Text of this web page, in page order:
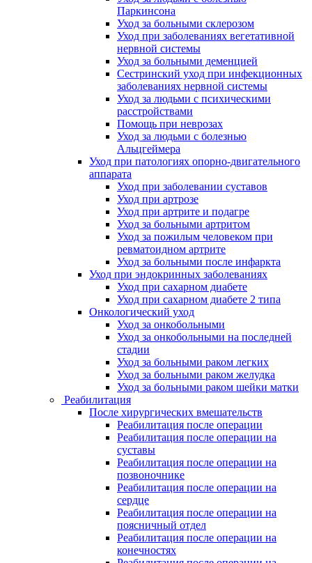
Паркинсона
Уход за больными склерозом
Уход при заболеваниях вегетативной
нервной системы
Уход за больными деменцией
Сестринский уход при инфекционных
заболеваниях нервной системы
Уход за людьми с психическими
расстройствами
Помощь при неврозах
Уход за людьми с болезнью
Альцгеймера
Уход при патологиях опорно-двигательного
аппарата
Уход при заболевании суставов
Уход при артрозе
Уход при артрите и подагре
Уход за больными артритом
Уход за пожилым человеком при
ревматоидном артрите
Уход за больными после инфаркта
Уход при эндокринных заболеваниях
Уход при сахарном диабете
Уход при сахарном диабете 2 типа
Онкологический уход
Уход за онкобольными
Уход за онкобольными на последней
стадии
Уход за больными раком легких
Уход за больными раком желудка
Уход за больными раком шейки матки
Реабилитация
После хирургических вмешательств
Реабилитация после операции
Реабилитация после операции на
суставы
Реабилитация после операции на
позвоночнике
Реабилитация после операции на
сердце
Реабилитация после операции на
поясничный отдел
Реабилитация после операции на
конечностях